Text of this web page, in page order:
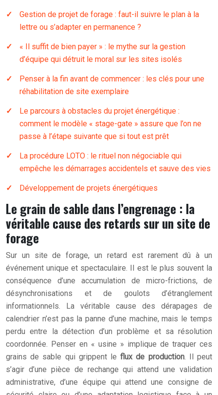
Gestion de projet de forage : faut-il suivre le plan à la
lettre ou s’adapter en permanence ?
« Il suffit de bien payer » : le mythe sur la gestion
d’équipe qui détruit le moral sur les sites isolés
Penser à la fin avant de commencer : les clés pour une
réhabilitation de site exemplaire
Le parcours à obstacles du projet énergétique :
comment le modèle « stage-gate » assure que l’on ne
passe à l’étape suivante que si tout est prêt
La procédure LOTO : le rituel non négociable qui
empêche les démarrages accidentels et sauve des vies
Développement de projets énergétiques
Le grain de sable dans l’engrenage : la
véritable cause des retards sur un site de
forage
Sur un site de forage, un retard est rarement dû à un
événement unique et spectaculaire. Il est le plus souvent la
conséquence d’une accumulation de micro-frictions, de
désynchronisations et de goulots d’étranglement
informationnels. La véritable cause des dérapages de
calendrier n’est pas la panne d’une machine, mais le temps
perdu entre la détection d’un problème et sa résolution
coordonnée. Penser en « usine » implique de traquer ces
grains de sable qui grippent leflux de production. Il peut
s’agir d’une pièce de rechange qui attend une validation
administrative, d’une équipe qui attend une consigne de